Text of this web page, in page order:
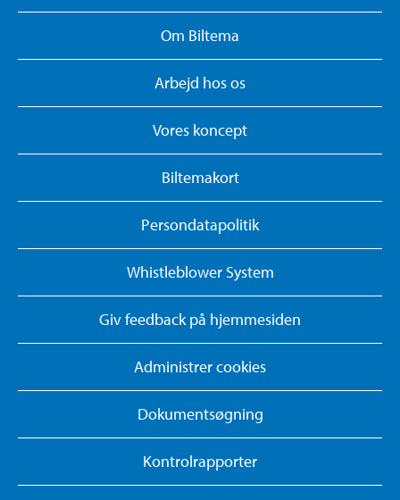
Om Biltema
Arbejd hos os
Vores koncept
Biltemakort
Persondatapolitik
Whistleblower System
Giv feedback på hjemmesiden
Administrer cookies
Dokumentsøgning
Kontrolrapporter